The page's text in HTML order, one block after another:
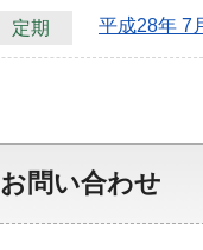
定期 平成28年 7
お問い合わせ